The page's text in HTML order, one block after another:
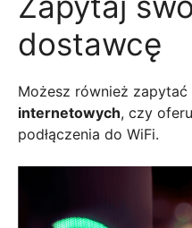
dostawcę
Możesz również zapytać
internetowych, czy
podłączenia do WiFi.